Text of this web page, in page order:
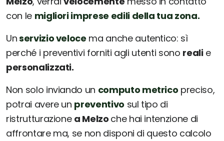
con le migliori imprese edili della tua zona.
Unservizio veloce ma anche autentico: sì
perché i preventivi forniti agli utenti sono realie
personalizzati.
Non solo inviando un computo metrico preciso,
potrai avere un preventivo sul tipo di
ristrutturazione a Melzo che hai intenzione di
affrontare ma, se non disponi di questo calcolo